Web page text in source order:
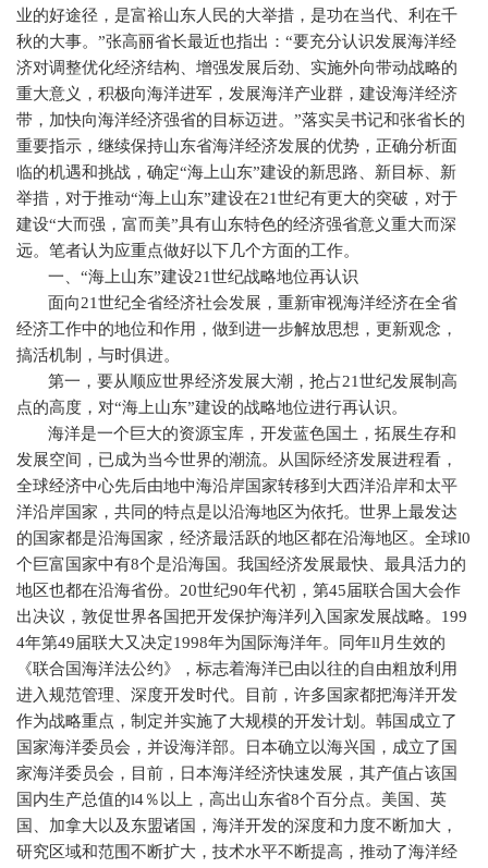
业的好途径，是富裕山东人民的大举措，是功在当代、利在千
秋的大事。”张高丽省长最近也指出：“要充分认识发展海洋经
济对调整优化经济结构、增强发展后劲、实施外向带动战略的
重大意义，积极向海洋进军，发展海洋产业群，建设海洋经济
带，加快向海洋经济强省的目标迈进。”落实吴书记和张省长的
重要指示，继续保持山东省海洋经济发展的优势，正确分析面
临的机遇和挑战，确定“海上山东”建设的新思路、新目标、新
举措，对于推动“海上山东”建设在21世纪有更大的突破，对于
建设“大而强，富而美”具有山东特色的经济强省意义重大而深
远。笔者认为应重点做好以下几个方面的工作。
一、“海上山东”建设21世纪战略地位再认识
面向21世纪全省经济社会发展，重新审视海洋经济在全省
经济工作中的地位和作用，做到进一步解放思想，更新观念，
搞活机制，与时俱进。
第一，要从顺应世界经济发展大潮，抢占21世纪发展制高
点的高度，对“海上山东”建设的战略地位进行再认识。
海洋是一个巨大的资源宝库，开发蓝色国土，拓展生存和
发展空间，已成为当今世界的潮流。从国际经济发展进程看，
全球经济中心先后由地中海沿岸国家转移到大西洋沿岸和太平
洋沿岸国家，共同的特点是以沿海地区为依托。世界上最发达
的国家都是沿海国家，经济最活跃的地区都在沿海地区。全球l0
个巨富国家中有8个是沿海国。我国经济发展最快、最具活力的
地区也都在沿海省份。 20世纪90年代初，第45届联合国大会作
出决议，敦促世界各国把开发保护海洋列入国家发展战略。 199
4年第49届联大又决定1998年为国际海洋年。同年ll月生效的
《联合国海洋法公约》，标志着海洋已由以往的自由粗放利用
进入规范管理、深度开发时代。目前，许多国家都把海洋开发
作为战略重点，制定并实施了大规模的开发计划。韩国成立了
国家海洋委员会，并设海洋部。日本确立以海兴国，成立了国
家海洋委员会，目前，日本海洋经济快速发展，其产值占该国
国内生产总值的l4％以上，高出山东省8个百分点。美国、英
国、加拿大以及东盟诸国，海洋开发的深度和力度不断加大，
研究区域和范围不断扩大，技术水平不断提高，推动了海洋经